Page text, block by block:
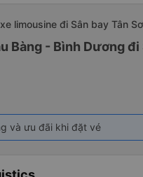
xe limousine đi Sân bay Tân
Bàng - Bình Dương đi
và ưu đãi khi đặt vé